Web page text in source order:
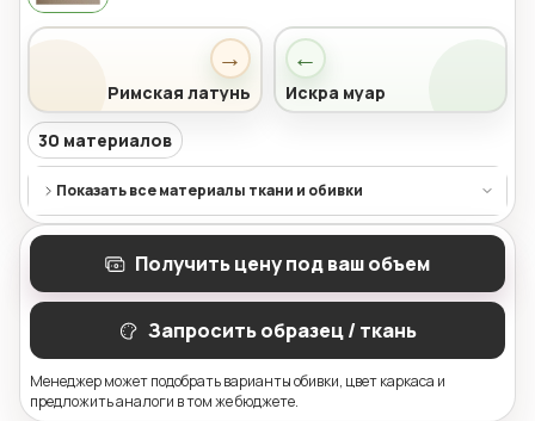
←
Искра муар
→
Римская латунь
30 материалов
Показать все материалы ткани и обивки
Получить цену под ваш объем
Запросить образец / ткань
Менеджер может подобрать варианты обивки, цвет каркаса и
предложить аналоги в том же бюджете.